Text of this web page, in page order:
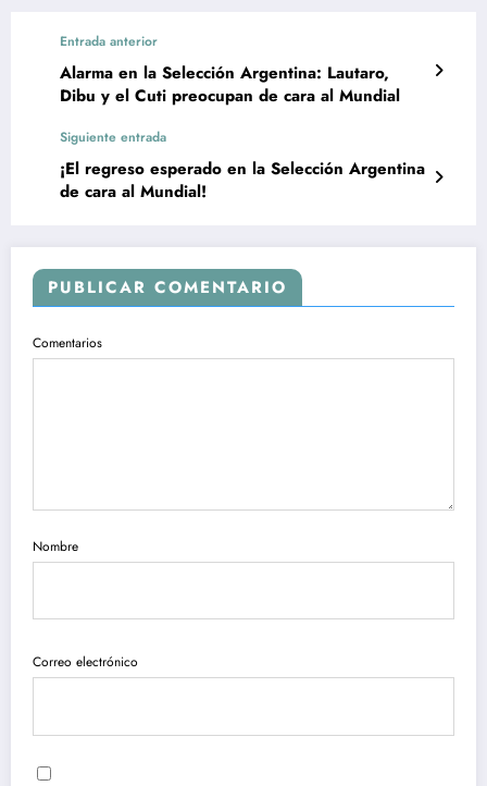
Entrada anterior
Alarma en la Selección Argentina: Lautaro,
Dibu y el Cuti preocupan de cara al Mundial
Siguiente entrada
¡El regreso esperado en la Selección Argentina
de cara al Mundial!
PUBLICAR COMENTARIO
Comentarios
Nombre
Correo electrónico